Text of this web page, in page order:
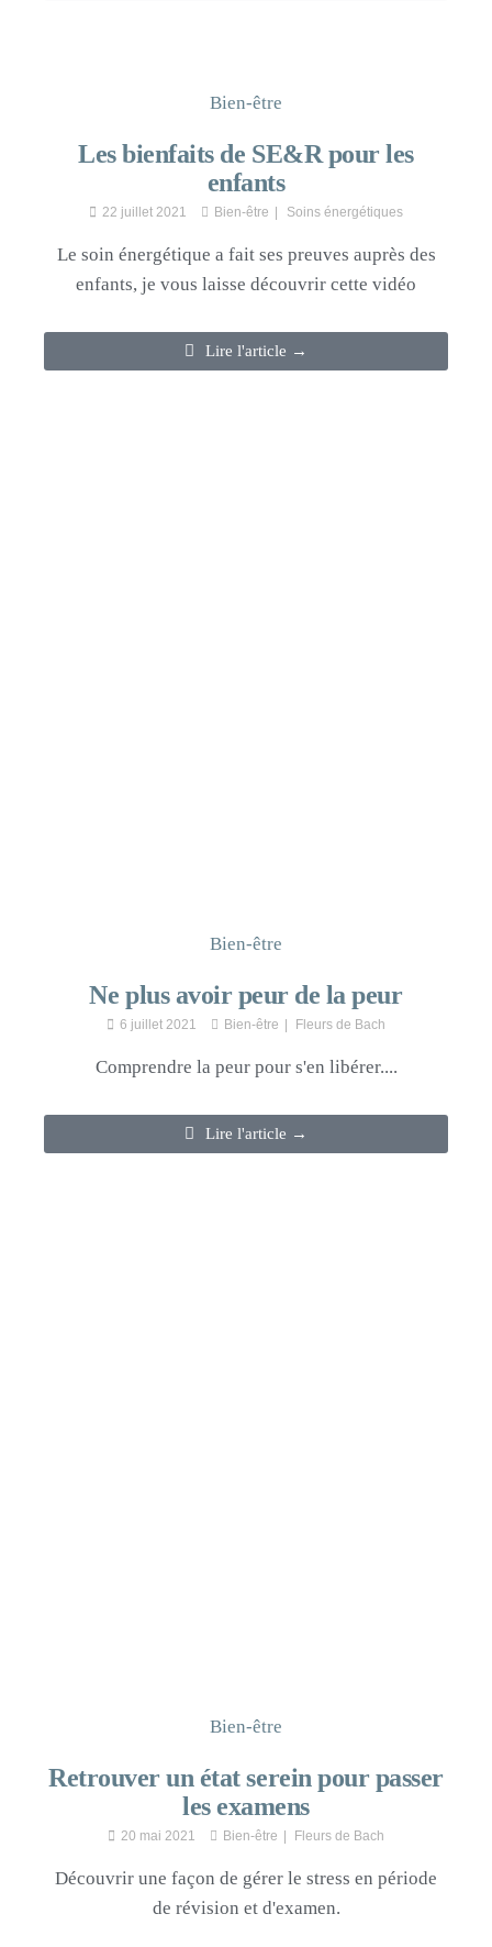
Bien-être
Les bienfaits de SE&R pour les
enfants
22 juillet 2021 Bien-être Soins énergétiques
Le soin énergétique a fait ses preuves auprès des
enfants, je vous laisse découvrir cette vidéo
Lire l'article →
Bien-être
Ne plus avoir peur de la peur
6 juillet 2021 Bien-être Fleurs de Bach
Comprendre la peur pour s'en libérer....
Lire l'article →
Bien-être
Retrouver un état serein pour passer
les examens
20 mai 2021 Bien-être Fleurs de Bach
Découvrir une façon de gérer le stress en période
de révision et d'examen.